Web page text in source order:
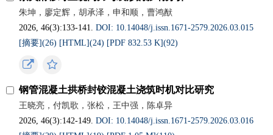
朱坤，廖定辉，胡承泽，申和顺，曹鸿猷
2026, 46(3):133-141.DOI: 10.14048/j.issn.1671-2579.2026.03.015
[摘要](26) [HTML](24) [PDF 832.53 K](92)
钢管混凝土拱桥封铰混凝土浇筑时机对比研究
王晓亮，付凯歌，张松，王中强，陈卓异
2026, 46(3):142-149.DOI: 10.14048/j.issn.1671-2579.2026.03.016